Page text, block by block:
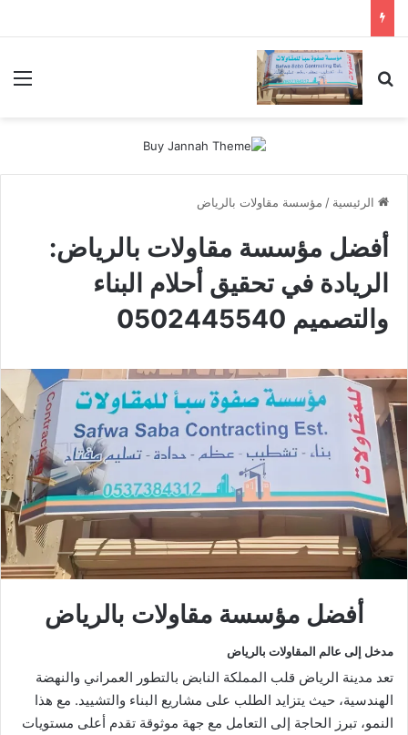
بحث عن
الرئيسية / مؤسسة مقاولات بالرياض
أفضل مؤسسة مقاولات بالرياض:
الريادة في تحقيق أحلام البناء
والتصميم 0502445540
أفضل مؤسسة مقاولات بالرياض
مدخل إلى عالم المقاولات بالرياض
تعد مدينة الرياض قلب المملكة النابض بالتطور العمراني والنهضة
الهندسية، حيث يتزايد الطلب على مشاريع البناء والتشييد. مع هذا
النمو، تبرز الحاجة إلى التعامل مع جهة موثوقة تقدم أعلى مستويات